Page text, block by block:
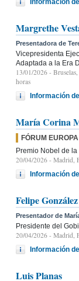
Información
Margrethe
Presentadora de
Vicepresidenta
Adaptada a la Era
13/01/2026 -
horas
Información
María Corina
FÓRUM EUROPA
Premio Nobel de
20/04/2026 - Madrid,
Información
Felipe
Presentador de
Presidente del
20/04/2026 - Madrid,
Información
Luis Planas